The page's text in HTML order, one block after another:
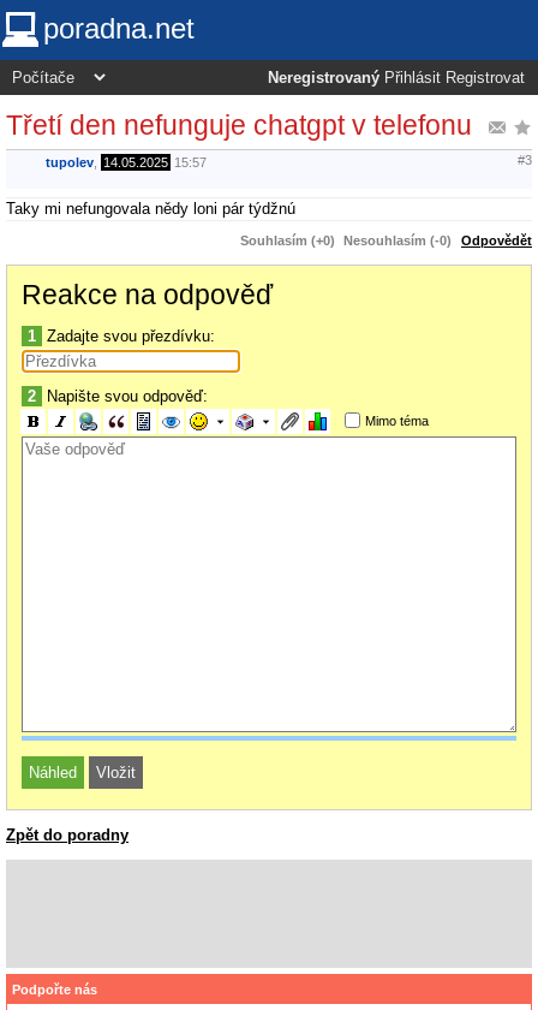
poradna.net
Neregistrovaný Přihlásit Registrovat
Třetí den nefunguje chatgpt v telefonu
tupolev 14.05.2025 15:57 #3
Taky mi nefungovala nědy loni pár týdžnú
Souhlasím (+0) Nesouhlasím (-0) Odpovědět
Reakce na odpověď
1 Zadajte svou přezdívku:
2 Napište svou odpověď:
Mimo téma
Zpět do poradny
Podpořte nás